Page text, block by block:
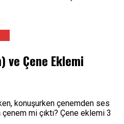
ve Çene Eklemi
konuşurken çenemden ses
mi çıktı? Çene eklemi 3